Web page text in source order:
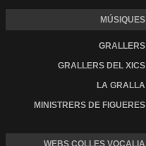
MÚSIQUES
GRALLERS
GRALLERS DEL XICS
LA GRALLA
MINISTRERS DE FIGUERES
WEBS COLLES VOCALIA